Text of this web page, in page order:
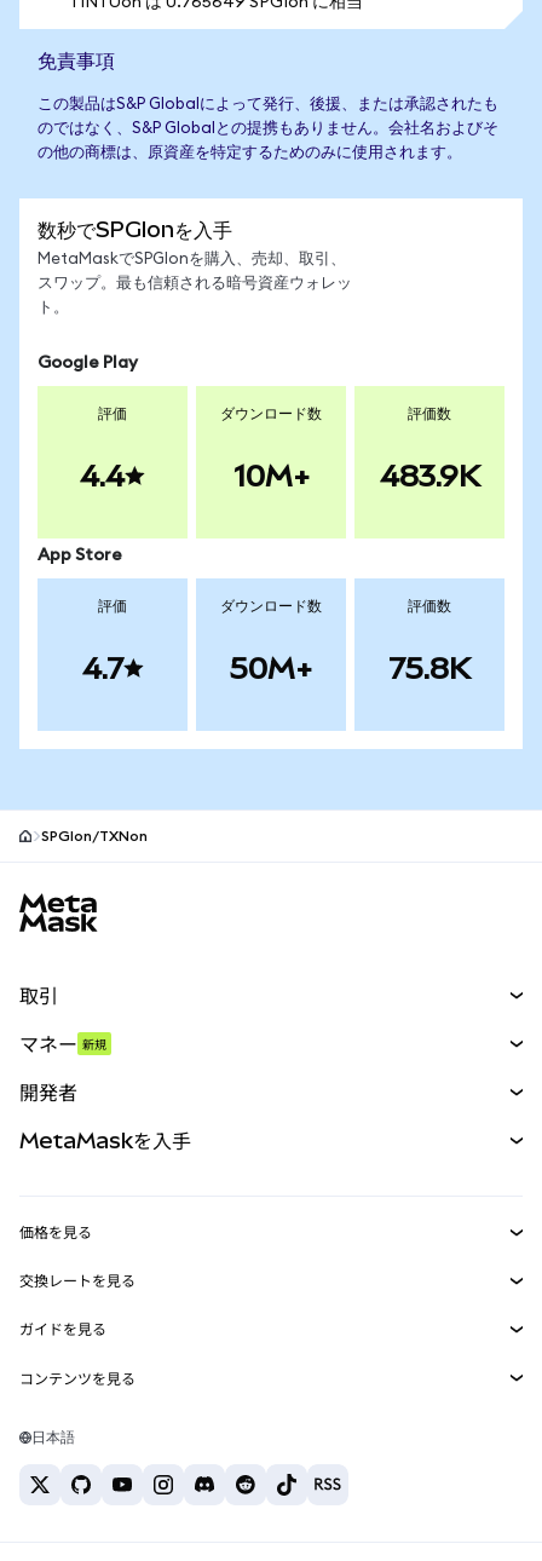
免責事項
この製品はS&P Globalによって発行、後援、または承認されたも
のではなく、S&P Globalとの提携もありません。会社名およびそ
の他の商標は、原資産を特定するためのみに使用されます。
数秒でSPGIonを入手
MetaMaskでSPGIonを購入、売却、取引、
スワップ。最も信頼される暗号資産ウォレッ
ト。
Google Play
評価
4.4
ダウンロード数
10M+
評価数
483.9K
App Store
評価
4.7
ダウンロード数
50M+
評価数
75.8K
SPGIon/TXNon
取引
パーペチュアル
RWA
マネー 新規
開発者
MetaMask Connect
Snaps
Web3サービス
MetaMaskを入手
セキュリティ
サポート
キャリア
お問い合わせ
価格を見る
イーサリアムの価格
Solanaの価格
Tetherの価格
交換レートを見る
ETH→USD
USDT→INR
BTC→INR
ETH→USDT
ガイドを見る
ETHの購入
USDTの購入
コンテンツを見る
Solanaウォレット
日本語